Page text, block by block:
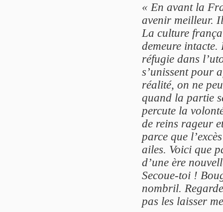
« En avant la
avenir meilleur.
La culture
demeure
réfugie dans
s’unissent pour
réalité, on ne
quand la partie
percute la
de reins rageur
parce que
ailes. Voici que
d’une ère
Secoue-toi !
nombril.
pas les laisser